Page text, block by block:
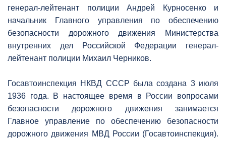
генерал-лейтенант полиции Андрей Курносенко и
начальник Главного управления по обеспечению
безопасности дорожного движения Министерства
внутренних дел Российской Федерации генерал-
лейтенант полиции Михаил Черников.
Госавтоинспекция НКВД СССР была создана 3 июля
1936 года. В настоящее время в России вопросами
безопасности дорожного движения занимается
Главное управление по обеспечению безопасности
дорожного движения МВД России (Госавтоинспекция).